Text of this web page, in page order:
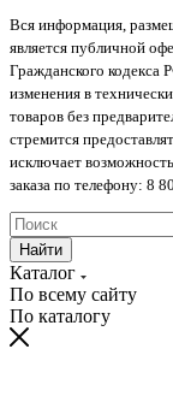
Вся информация,
является публичной
Гражданского кодекса
изменения в
товаров без
стремится
исключает
заказа по телефону: 8
Найти
Каталог
По всему сайту
По каталогу